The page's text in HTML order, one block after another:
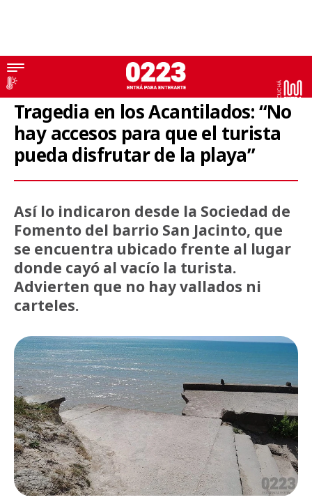
Playas Públicas
Tragedia en los Acantilados: “No
hay accesos para que el turista
pueda disfrutar de la playa”
Así lo indicaron desde la Sociedad de
Fomento del barrio San Jacinto, que
se encuentra ubicado frente al lugar
donde cayó al vacío la turista.
Advierten que no hay vallados ni
carteles.